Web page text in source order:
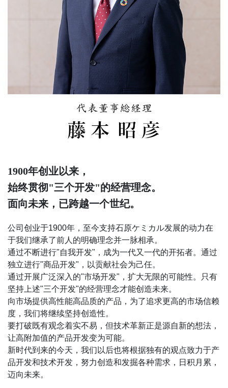
1900年创业以来，
始终贯彻"三个开发"的经营理念。
面向未来，已跨越一个世纪。
公司创业于1900年，至今支持石原ケミカル发展的动力在
于我们继承了前人的明确理念并一脉相承。
通过不断进行"自我开发"，成为一代又一代的开拓者。通过
独立进行"商品开发"，以贡献社会为己任。
通过开展广泛深入的"市场开发"，扩大无限的可能性。只有
坚持上述"三个开发"的经营理念才能创造未来。
向市场提供高性能高品质的产品，为了追求更高的市场信赖
度，我们将继续坚持创造性。
要打破既有观念着实不易，但技术革新正是源自新的想法，
让高附加值的产品开发变为可能。
新时代到来的今天，我们以后也将根据独有的观点致力于产
品开发和技术开发，努力创造和发掘各种需求，日积月累，
迈向未来。